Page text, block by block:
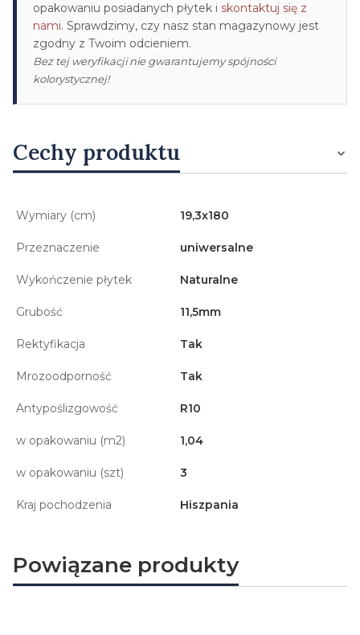
opakowaniu posiadanych płytek i skontaktuj się z
nami. Sprawdzimy, czy nasz stan magazynowy jest
zgodny z Twoim odcieniem.
Bez tej weryfikacji nie gwarantujemy spójności
kolorystycznej!
Cechy produktu
Wymiary (cm) 19,3x180
Przeznaczenie uniwersalne
Wykończenie płytek Naturalne
Grubość 11,5mm
Rektyfikacja Tak
Mrozoodporność Tak
Antypoślizgowość R10
w opakowaniu (m2) 1,04
w opakowaniu (szt) 3
Kraj pochodzenia Hiszpania
Powiązane produkty